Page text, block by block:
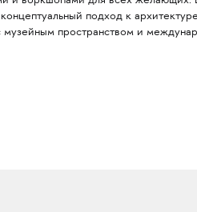
подход к
пространством и